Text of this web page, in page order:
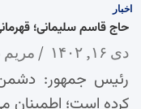
اخبار
حاج قاسم سلیمانی؛
دی ۱۶, ۱۴۰۲
رئیس جمهور: دشمن